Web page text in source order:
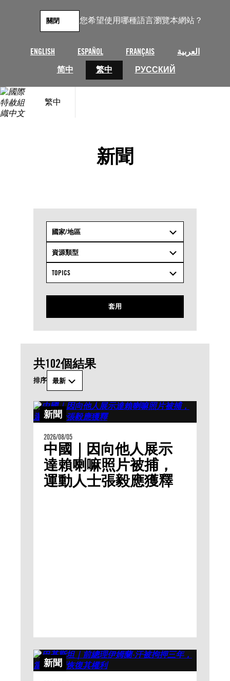
您希望使用哪種語言瀏覽本網站？
ENGLISH ESPAÑOL FRANÇAIS
العربية
简中
繁中 РУССКИЙ
關閉
繁中
新聞
國家/地區
資源類型
TOPICS
套用
共102個結果
排序 最新
新聞
2026/08/05
中國｜因向他人展示
達賴喇嘛照片被捕，
運動人士張毅應獲釋
新聞